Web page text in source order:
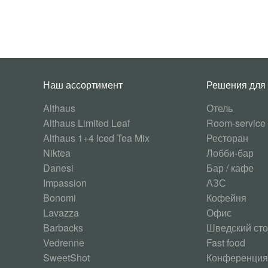
Наш ассортимент
Althaus
Althaus Limited Leaf
Althaus 1+4 Iced Tea Mix
Niktea
Danesi
Impassion
Bonomi
Lavazza
Barbacks
Vedrenne
SweetShot
Решения для
Отель
Room-service
Ресторан
Лобби-бар
Бар / кафе
АЗС
Кофейня
Офис
Шведский
Fast food